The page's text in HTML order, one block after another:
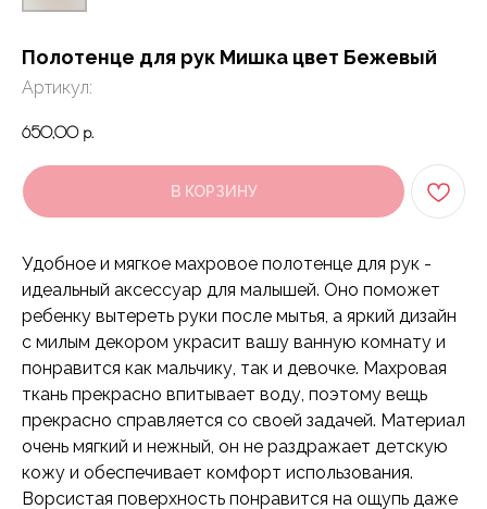
Полотенце для рук Мишка цвет Бежевый
Артикул:
650,00 р.
В КОРЗИНУ
Удобное и мягкое махровое полотенце для рук -
идеальный аксессуар для малышей. Оно поможет
ребенку вытереть руки после мытья, а яркий дизайн
с милым декором украсит вашу ванную комнату и
понравится как мальчику, так и девочке. Махровая
ткань прекрасно впитывает воду, поэтому вещь
прекрасно справляется со своей задачей. Материал
очень мягкий и нежный, он не раздражает детскую
кожу и обеспечивает комфорт использования.
Ворсистая поверхность понравится на ощупь даже